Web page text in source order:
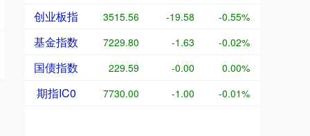
创业板指 3515.56 -19.58 -0.55%
基金指数 7229.80 -1.63 -0.02%
国债指数 229.59 -0.00 0.00%
期指IC0 7730.00 -1.00 -0.01%